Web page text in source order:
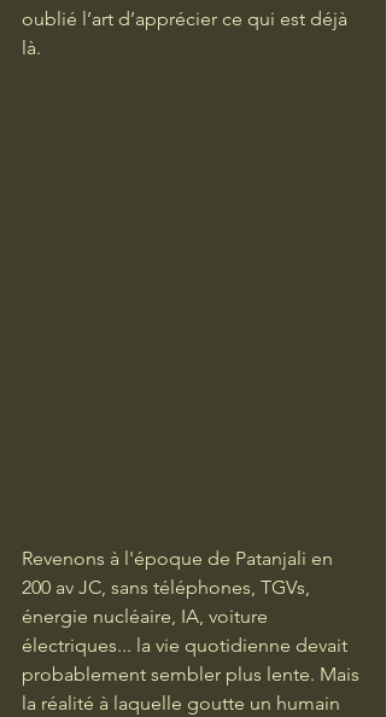
oublié l’art d’apprécier ce qui est déjà
là.
Revenons à l'époque de Patanjali en
200 av JC, sans téléphones, TGVs,
énergie nucléaire, IA, voiture
électriques... la vie quotidienne devait
probablement sembler plus lente. Mais
la réalité à laquelle goutte un humain